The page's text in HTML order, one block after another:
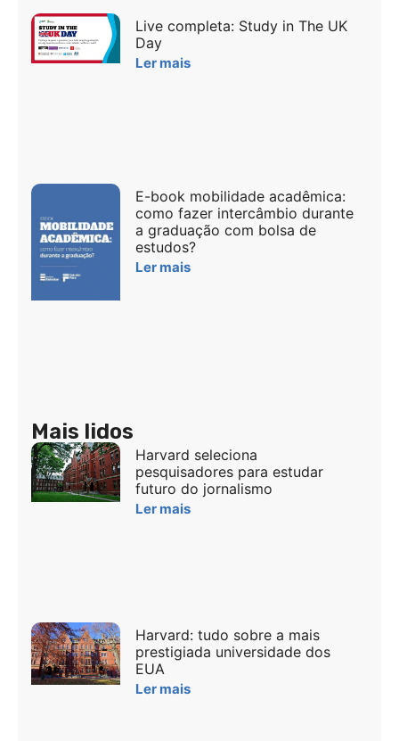
Live completa: Study in The UK
Day
Ler mais
E-book mobilidade acadêmica:
como fazer intercâmbio durante
a graduação com bolsa de
estudos?
Ler mais
Mais lidos
Harvard seleciona
pesquisadores para estudar
futuro do jornalismo
Ler mais
Harvard: tudo sobre a mais
prestigiada universidade dos
EUA
Ler mais